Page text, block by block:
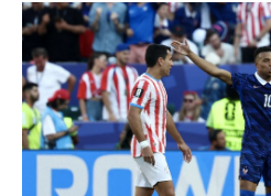
svjetsko prvenstvo 2026